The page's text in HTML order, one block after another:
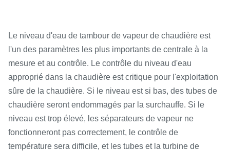
Le niveau d'eau de tambour de vapeur de chaudière est
l'un des paramètres les plus importants de centrale à la
mesure et au contrôle. Le contrôle du niveau d'eau
approprié dans la chaudière est critique pour l'exploitation
sûre de la chaudière. Si le niveau est si bas, des tubes de
chaudière seront endommagés par la surchauffe. Si le
niveau est trop élevé, les séparateurs de vapeur ne
fonctionneront pas correctement, le contrôle de
température sera difficile, et les tubes et la turbine de